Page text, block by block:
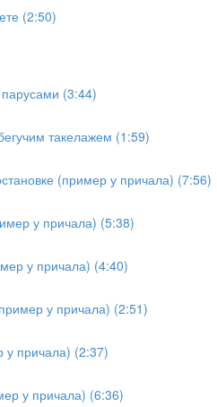
(2:50)
(3:44)
такелажем (1:59)
(пример у причала) (7:56)
у причала) (5:38)
у причала) (4:40)
у причала) (2:51)
у причала) (2:37)
у причала) (6:36)